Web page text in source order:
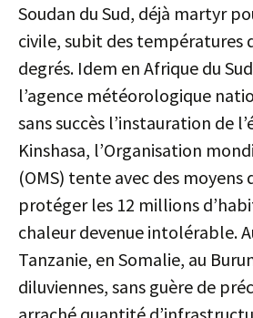
Soudan du Sud, déjà martyr
civile, subit des températures
degrés. Idem en Afrique du
l’agence météorologique
sans succès l’instauration de
Kinshasa, l’Organisation
(OMS) tente avec des moyens
protéger les 12 millions
chaleur devenue intolérable.
Tanzanie, en Somalie, au
diluviennes, sans guère de